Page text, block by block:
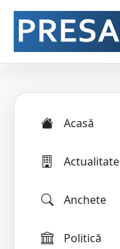
Acasă
Actualitate
Anchete
Politică